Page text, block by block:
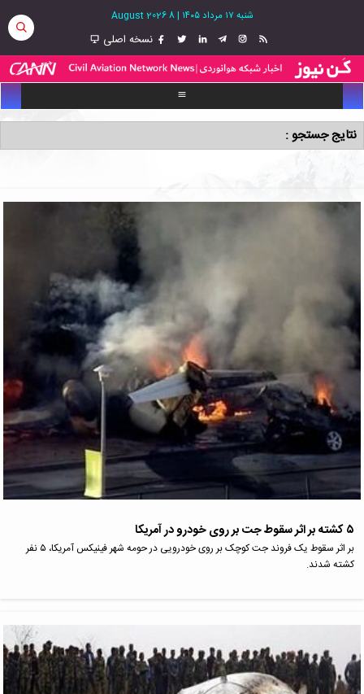
شنبه ۱۷ مرداد ۱۴۰۵ |
8 August 2026
نسخه اصلی
نتایج جستجو :
۵ کشته بر اثر سقوط جت بر روی خودرو در آمریکا
بر اثر سقوط یک فروند جت کوچک بر روی خودرویی در حومه شهر فینیکس آمریکا، ۵ نفر
کشته شدند.